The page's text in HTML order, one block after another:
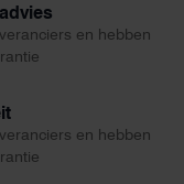
en hebben
en hebben